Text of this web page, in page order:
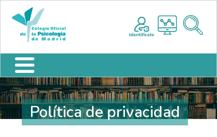
este
incluye
sistema
de
accesibilidad.
Pasar al contenido principal
Política de privacidad